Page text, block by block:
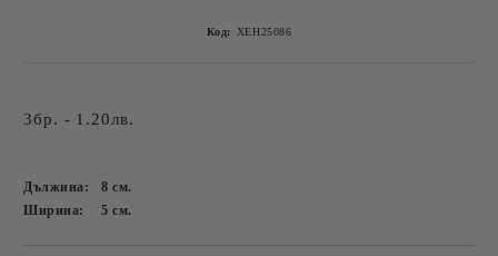
Код: ХЕН25086
3бр. - 1.20лв.
Дължина: 8см.
Ширина:
5см.